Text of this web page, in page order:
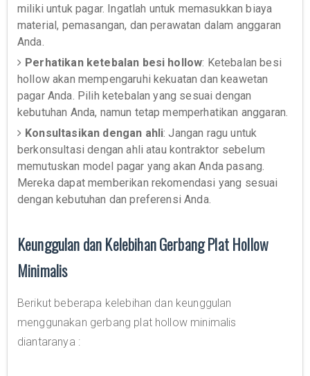
miliki untuk pagar. Ingatlah untuk memasukkan biaya
material, pemasangan, dan perawatan dalam anggaran
Anda.
Perhatikan ketebalan besi hollow: Ketebalan besi
hollow akan mempengaruhi kekuatan dan keawetan
pagar Anda. Pilih ketebalan yang sesuai dengan
kebutuhan Anda, namun tetap memperhatikan anggaran.
Konsultasikan dengan ahli: Jangan ragu untuk
berkonsultasi dengan ahli atau kontraktor sebelum
memutuskan model pagar yang akan Anda pasang.
Mereka dapat memberikan rekomendasi yang sesuai
dengan kebutuhan dan preferensi Anda.
Keunggulan dan Kelebihan Gerbang Plat Hollow
Minimalis
Berikut beberapa kelebihan dan keunggulan
menggunakan gerbang plat hollow minimalis
diantaranya :